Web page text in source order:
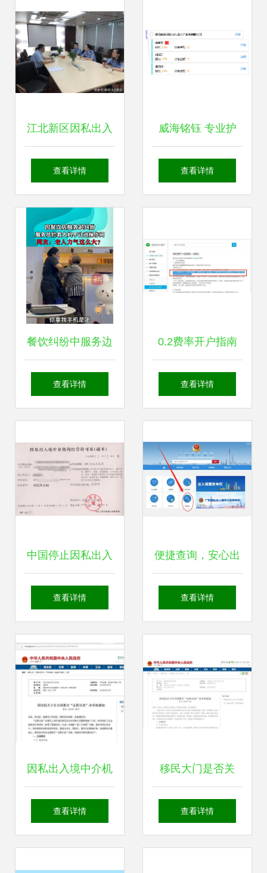
江北新区因私出入
境中介服务 从无到
查看详情
威海铭钰 专业护
航，开启您的因私
查看详情
餐饮纠纷中服务边
界与公共理性之辨
进操作间”事件谈起
查看详情
0.2费率开户指南
因私出入境中介服
路径
查看详情
中国停止因私出入
境中介资格认定 移
何从？
查看详情
便捷查询，安心出
行 出入境签证办证
入境中介服务详解
查看详情
因私出入境中介机
构认定全面放开 开
查看详情
移民大门是否关
闭？解读取消因私
查看详情